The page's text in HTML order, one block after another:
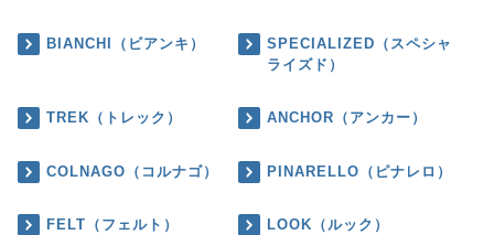
BIANCHI（ビアンキ）
SPECIALIZED（スペシャ
ライズド）
TREK（トレック） ANCHOR（アンカー）
COLNAGO（コルナゴ） PINARELLO（ピナレロ）
FELT（フェルト） LOOK（ルック）